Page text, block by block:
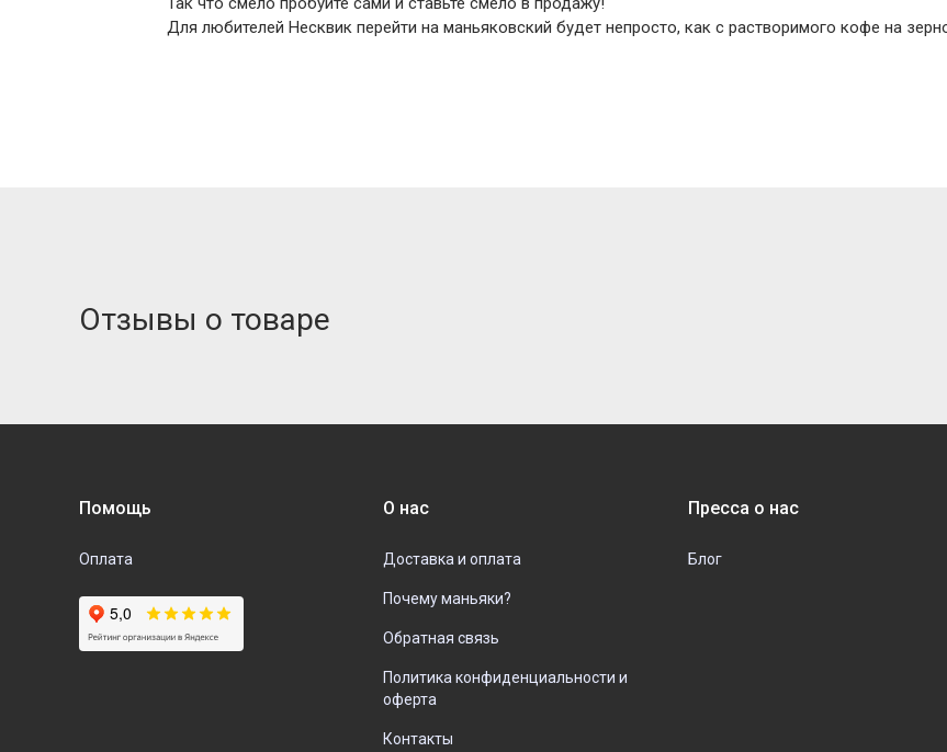
Для любителей Несквик перейти на маньяковский будет непросто, как с растворимого кофе на
Отзывы о товаре
Помощь
Оплата
О нас
Доставка и оплата
Почему маньяки?
Обратная связь
Политика конфиденциальности и
оферта
Контакты
Пресса о нас
Блог